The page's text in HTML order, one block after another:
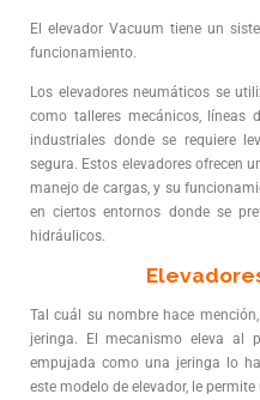
El elevador Vacuum tiene un
funcionamiento.
Los elevadores neumáticos se
como talleres mecánicos, líneas
industriales donde se requiere
segura. Estos elevadores ofrecen
manejo de cargas, y su
en ciertos entornos donde se
hidráulicos.
Tal cuál su nombre hace
jeringa. El mecanismo eleva al
empujada como una jeringa lo
este modelo de elevador, le